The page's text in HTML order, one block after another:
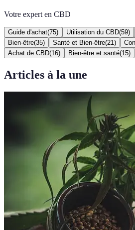
Votre expert en CBD
Guide d'achat(75) Utilisation du CBD(59)
Bien-être(35) Santé et Bien-être(21 )
Achat de CBD(16) Bien-être et santé(15)
Articles à la une